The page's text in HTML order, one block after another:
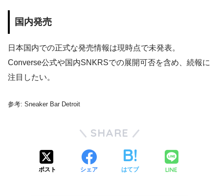
国内発売
日本国内での正式な発売情報は現時点で未発表。
Converse公式や国内SNKRSでの展開可否を含め、続報に
注目したい。
参考: Sneaker Bar Detroit
SHARE
ポスト シェア はてブ LINE